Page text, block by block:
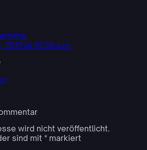
2017 at 10:39 a.m.
wird nicht veröffentlicht.
sind mit * markiert